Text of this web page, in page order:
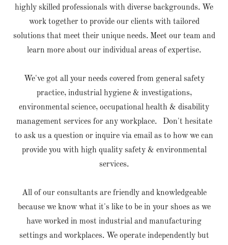
highly skilled professionals with diverse backgrounds. We
work together to provide our clients with tailored
solutions that meet their unique needs. Meet our team and
learn more about our individual areas of expertise.
We've got all your needs covered from general safety
practice, industrial hygiene & investigations,
environmental science, occupational health & disability
management services for any workplace. Don't hesitate
to ask us a question or inquire via email as to how we can
provide you with high quality safety & environmental
services.
All of our consultants are friendly and knowledgeable
because we know what it's like to be in your shoes as we
have worked in most industrial and manufacturing
settings and workplaces. We operate independently but